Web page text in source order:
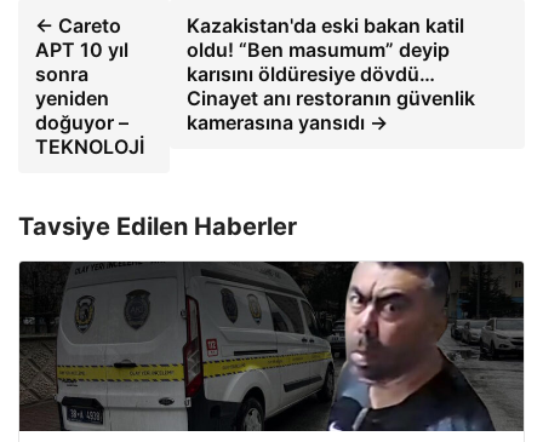
← Careto
APT 10 yıl
sonra
yeniden
doğuyor –
TEKNOLOJİ
Kazakistan'da eski bakan katil
oldu! “Ben masumum” deyip
karısını öldüresiye dövdü…
Cinayet anı restoranın güvenlik
kamerasına yansıdı →
Tavsiye Edilen Haberler